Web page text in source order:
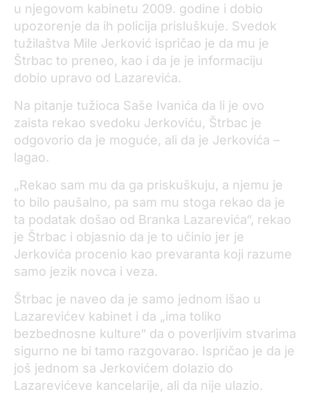
u njegovom kabinetu 2009. godine i dobio
upozorenje da ih policija prisluškuje. Svedok
tužilaštva Mile Jerković ispričao je da mu je
Štrbac to preneo, kao i da je je informaciju
dobio upravo od Lazarevića.
Na pitanje tužioca Saše Ivanića da li je ovo
zaista rekao svedoku Jerkoviću, Štrbac je
odgovorio da je moguće, ali da je Jerkovića –
lagao.
„Rekao sam mu da ga priskuškuju, a njemu je
to bilo paušalno, pa sam mu stoga rekao da je
ta podatak došao od Branka Lazarevića“, rekao
je Štrbac i objasnio da je to učinio jer je
Jerkovića procenio kao prevaranta koji razume
samo jezik novca i veza.
Štrbac je naveo da je samo jednom išao u
Lazarevićev kabinet i da „ima toliko
bezbednosne kulture“ da o poverljivim stvarima
sigurno ne bi tamo razgovarao. Ispričao je da je
još jednom sa Jerkovićem dolazio do
Lazarevićeve kancelarije, ali da nije ulazio.